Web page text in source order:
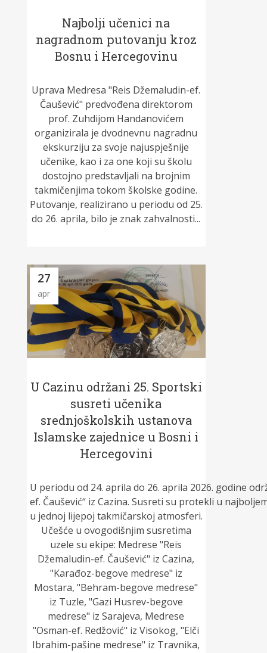
Najbolji učenici na
nagradnom putovanju kroz
Bosnu i Hercegovinu
Uprava Medresa "Reis Džemaludin-ef.
Čaušević" predvođena direktorom
prof. Zuhdijom Handanovićem
organizirala je dvodnevnu nagradnu
ekskurziju za svoje najuspješnije
učenike, kao i za one koji su školu
dostojno predstavljali na brojnim
takmičenjima tokom školske godine.
Putovanje, realizirano u periodu od 25.
do 26. aprila, bilo je znak zahvalnosti...
27
apr
U Cazinu održani 25. Sportski
susreti učenika
srednjoškolskih ustanova
Islamske zajednice u Bosni i
Hercegovini
U periodu od 24. aprila do 26. aprila 2026. godine
ef. Čaušević“ iz Cazina. Susreti su protekli u
u jednoj lijepoj takmičarskoj atmosferi.
Učešće u ovogodišnjim susretima
uzele su ekipe: Medrese "Reis
Džemaludin-ef. Čaušević" iz Cazina,
"Karađoz-begove medrese" iz
Mostara, "Behram-begove medrese"
iz Tuzle, "Gazi Husrev-begove
medrese" iz Sarajeva, Medrese
"Osman-ef. Redžović" iz Visokog, "Elči
Ibrahim-pašine medrese" iz Travnika,